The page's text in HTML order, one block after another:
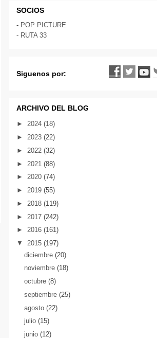
SOCIOS
- POP PICTURE
- RUTA 33
Siguenos por:
ARCHIVO DEL BLOG
► 2024 (18)
► 2023 (22)
► 2022 (32)
► 2021 (88)
► 2020 (74)
► 2019 (55)
► 2018 (119)
► 2017 (242)
► 2016 (161)
▼ 2015 (197)
diciembre(20)
noviembre(18)
octubre(8)
septiembre(25)
agosto(22)
julio(15)
junio(12)